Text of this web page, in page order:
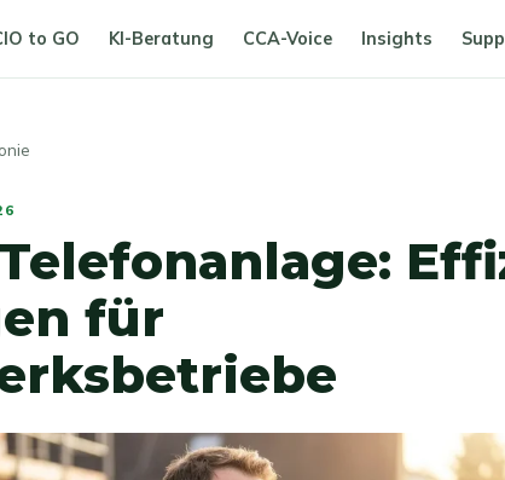
to GO KI-Beratung CCA-Voice Insights
für